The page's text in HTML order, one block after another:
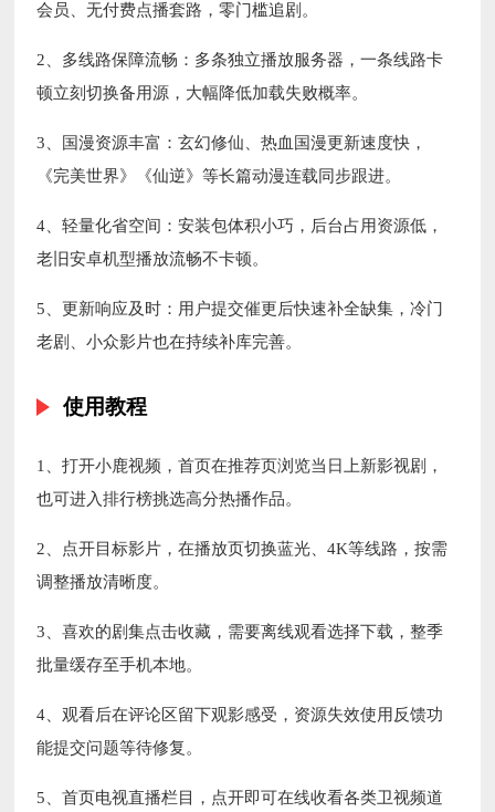
会员、无付费点播套路，零门槛追剧。
2、多线路保障流畅：多条独立播放服务器，一条线路卡
顿立刻切换备用源，大幅降低加载失败概率。
3、国漫资源丰富：玄幻修仙、热血国漫更新速度快，
《完美世界》《仙逆》等长篇动漫连载同步跟进。
4、轻量化省空间：安装包体积小巧，后台占用资源低，
老旧安卓机型播放流畅不卡顿。
5、更新响应及时：用户提交催更后快速补全缺集，冷门
老剧、小众影片也在持续补库完善。
使用教程
1、打开小鹿视频，首页在推荐页浏览当日上新影视剧，
也可进入排行榜挑选高分热播作品。
2、点开目标影片，在播放页切换蓝光、4K等线路，按需
调整播放清晰度。
3、喜欢的剧集点击收藏，需要离线观看选择下载，整季
批量缓存至手机本地。
4、观看后在评论区留下观影感受，资源失效使用反馈功
能提交问题等待修复。
5、首页电视直播栏目，点开即可在线收看各类卫视频道